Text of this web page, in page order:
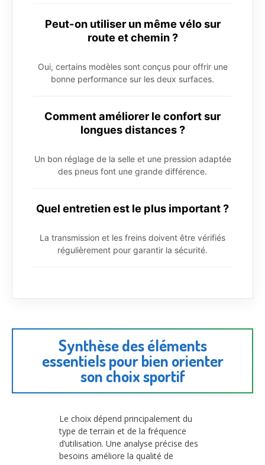
Peut-on utiliser un même vélo sur
route et chemin ?
Oui, certains modèles sont conçus pour offrir une
bonne performance sur les deux surfaces.
Comment améliorer le confort sur
longues distances ?
Un bon réglage de la selle et une pression adaptée
des pneus font une grande différence.
Quel entretien est le plus important ?
La transmission et les freins doivent être vérifiés
régulièrement pour garantir la sécurité.
Synthèse des éléments
essentiels pour bien orienter
son choix sportif
Le choix dépend principalement du
type de terrain et de la fréquence
d’utilisation. Une analyse précise des
besoins améliore la qualité de